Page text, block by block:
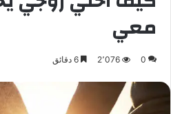
معي
0 2٬076